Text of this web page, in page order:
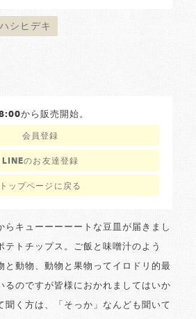
シヒデキ
から販売開始。
会員登録
LINEのお友達登録
トップページに戻る
らキューーーーートな豆皿が届きまし
テトチップス。ご飯と味噌汁のよう
と動物、動物と果物ってイロドリ的最
るのですが皆様におかれましてはいか
聞く方は、「そっか」なんども聞いて